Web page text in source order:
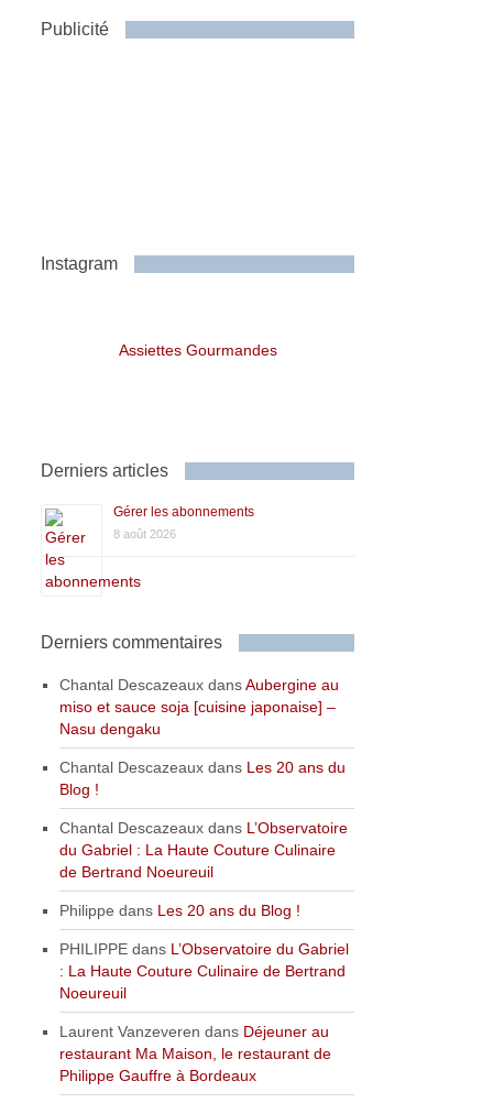
Publicité
Instagram
Assiettes Gourmandes
Derniers articles
Gérer les abonnements
8 août 2026
Derniers commentaires
Chantal Descazeaux dansAubergine au
miso et sauce soja [cuisine japonaise] –
Nasu dengaku
Chantal Descazeaux dans Les 20 ans du
Blog !
Chantal Descazeaux dans L’Observatoire
du Gabriel : La Haute Couture Culinaire
de Bertrand Noeureuil
Philippe dans Les 20 ans du Blog !
PHILIPPE dans L’Observatoire du Gabriel
: La Haute Couture Culinaire de Bertrand
Noeureuil
Laurent Vanzeveren dans Déjeuner au
restaurant Ma Maison, le restaurant de
Philippe Gauffre à Bordeaux